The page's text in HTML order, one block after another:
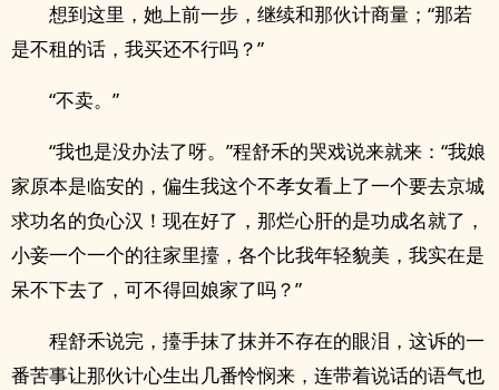
想到这里，她上前一步，继续和那伙计商量；“那若
是不租的话，我买还不行吗？”
“不卖。”
“我也是没办法了呀。”程舒禾的哭戏说来就来：“我娘
家原本是临安的，偏生我这个不孝女看上了一个要去京城
求功名的负心汉！现在好了，那烂心肝的是功成名就了，
小妾一个一个的往家里擡，各个比我年轻貌美，我实在是
呆不下去了，可不得回娘家了吗？”
程舒禾说完，擡手抹了抹并不存在的眼泪，这诉的一
番苦事让那伙计心生出几番怜悯来，连带着说话的语气也